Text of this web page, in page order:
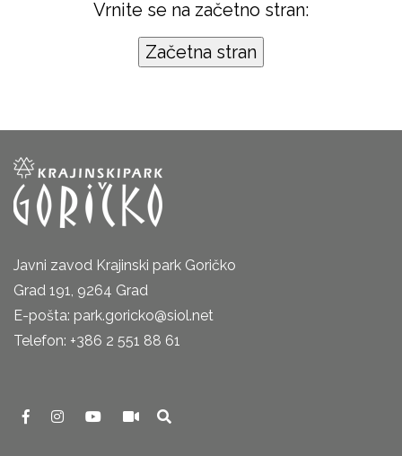
Vrnite se na začetno stran:
Javni zavod Krajinski park Goričko
Grad 191, 9264 Grad
E-pošta: park.goricko@siol.net
Telefon: +386 2 551 88 61